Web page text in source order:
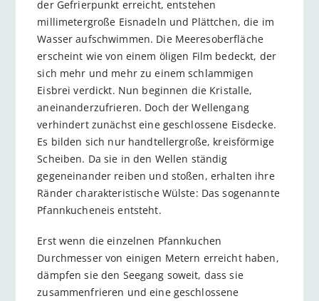
der Gefrierpunkt erreicht, entstehen
millimetergroße Eisnadeln und Plättchen, die im
Wasser aufschwimmen. Die Meeresoberfläche
erscheint wie von einem öligen Film bedeckt, der
sich mehr und mehr zu einem schlammigen
Eisbrei verdickt. Nun beginnen die Kristalle,
aneinanderzufrieren. Doch der Wellengang
verhindert zunächst eine geschlossene Eisdecke.
Es bilden sich nur handtellergroße, kreisförmige
Scheiben. Da sie in den Wellen ständig
gegeneinander reiben und stoßen, erhalten ihre
Ränder charakteristische Wülste: Das sogenannte
Pfannkucheneis entsteht.
Erst wenn die einzelnen Pfannkuchen
Durchmesser von einigen Metern erreicht haben,
dämpfen sie den Seegang soweit, dass sie
zusammenfrieren und eine geschlossene